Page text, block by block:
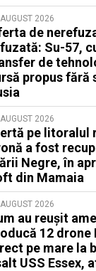
2026
de
Su-57,
de
propus fără
2026
pe litoralul
a fost
Negre, în
din Mamaia
2026
au reușit
12 drone
pe mare la
USS Essex,